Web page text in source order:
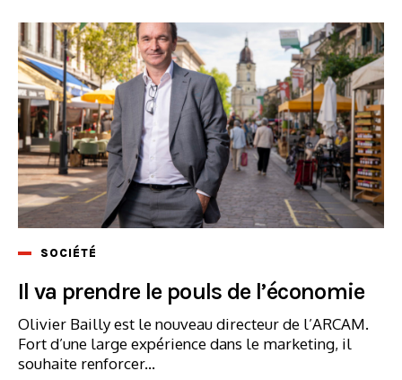
SOCIÉTÉ
Il va prendre le pouls de l’économie
Olivier Bailly est le nouveau directeur de l’ARCAM.
Fort d’une large expérience dans le marketing, il
souhaite renforcer...